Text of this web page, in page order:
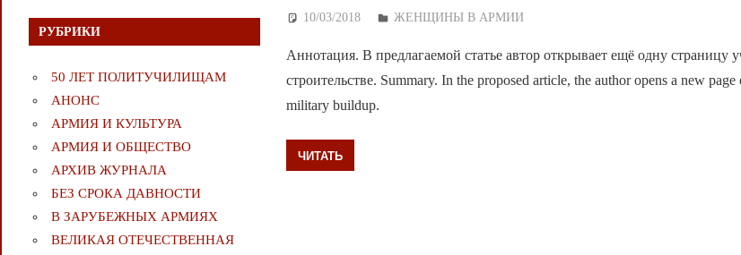
10/03/2018 Дежурный по Редакции
ЖЕНЩИНЫ В АРМИИ
Аннотация. В предлагаемой статье автор открывает ещё одну страницу
строительстве. Summary. In the proposed article, the author opens a new
military buildup.
ЧИТАТЬ
РУБРИКИ
50 ЛЕТ ПОЛИТУЧИЛИЩАМ
АНОНС
АРМИЯ И КУЛЬТУРА
АРМИЯ И ОБЩЕСТВО
АРХИВ ЖУРНАЛА
БЕЗ СРОКА ДАВНОСТИ
В ЗАРУБЕЖНЫХ АРМИЯХ
ВЕЛИКАЯ ОТЕЧЕСТВЕННАЯ